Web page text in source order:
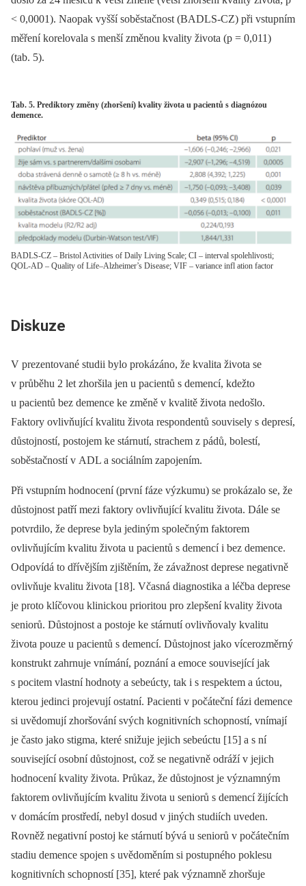
< 0,0001). Naopak vyšší soběstačnost (BADLS-CZ) při vstupním
měření korelovala s menší změnou kvality života (p = 0,011)
(tab. 5).
Tab. 5. Prediktory změny (zhoršení) kvality života u pacientů s diagnózou
demence.
BADLS-CZ – Bristol Activities of Daily Living Scale; CI – interval spolehlivosti;
QOL-AD – Quality of Life–Alzheimer’s Disease; VIF – variance infl ation factor
Diskuze
V prezentované studii bylo prokázáno, že kvalita života se
v průběhu 2 let zhoršila jen u pacientů s demencí, kdežto
u pacientů bez demence ke změně v kvalitě života nedošlo.
Faktory ovlivňující kvalitu života respondentů souvisely s depresí,
důstojností, postojem ke stárnutí, strachem z pádů, bolestí,
soběstačností v ADL a sociálním zapojením.
Při vstupním hodnocení (první fáze výzkumu) se prokázalo se, že
důstojnost patří mezi faktory ovlivňující kvalitu života. Dále se
potvrdilo, že deprese byla jediným společným faktorem
ovlivňujícím kvalitu života u pacientů s demencí i bez demence.
Odpovídá to dřívějším zjištěním, že závažnost deprese negativně
ovlivňuje kvalitu života [18]. Včasná dia­gnostika a léčba deprese
je proto klíčovou klinickou prioritou pro zlepšení kvality života
seniorů. Důstojnost a postoje ke stárnutí ovlivňovaly kvalitu
života pouze u pacientů s demencí. Důstojnost jako vícerozměrný
konstrukt zahrnuje vnímání, poznání a emoce související jak
s pocitem vlastní hodnoty a sebeúcty, tak i s respektem a úctou,
kterou jedinci projevují ostatní. Pacienti v počáteční fázi demence
si uvědomují zhoršování svých kognitivních schopností, vnímají
je často jako stigma, které snižuje jejich sebeúctu [15] a s ní
související osobní důstojnost, což se negativně odráží v jejich
hodnocení kvality života. Průkaz, že důstojnost je významným
faktorem ovlivňujícím kvalitu života u seniorů s demencí žijících
v domácím prostředí, nebyl dosud v jiných studiích uveden.
Rovněž negativní postoj ke stárnutí bývá u seniorů v počátečním
stadiu demence spojen s uvědoměním si postupného poklesu
kognitivních schopností [35], které pak významně zhoršuje